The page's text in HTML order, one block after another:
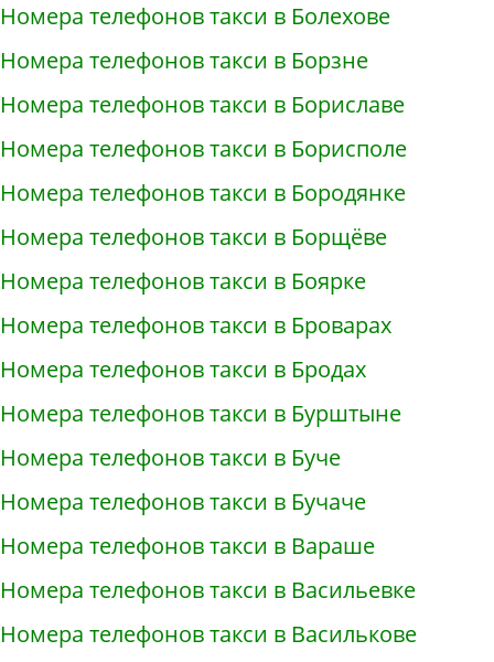
Номера телефонов такси в Болехове
Номера телефонов такси в Борзне
Номера телефонов такси в Бориславе
Номера телефонов такси в Борисполе
Номера телефонов такси в Бородянке
Номера телефонов такси в Борщёве
Номера телефонов такси в Боярке
Номера телефонов такси в Броварах
Номера телефонов такси в Бродах
Номера телефонов такси в Бурштыне
Номера телефонов такси в Буче
Номера телефонов такси в Бучаче
Номера телефонов такси в Вараше
Номера телефонов такси в Васильевке
Номера телефонов такси в Василькове